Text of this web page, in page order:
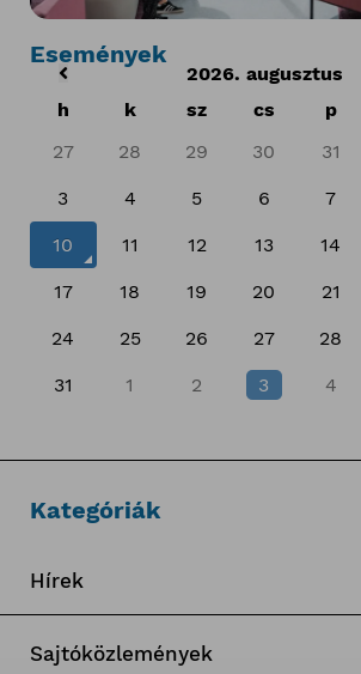
Események
2026. augusztus
h
k sz cs p
27
28 29 30 31
3 4 5 6 7
10 11 12 13 14
17 18 19 20 21
24 25 26 27 28
31 1 2 3 4
Kategóriák
Hírek
Sajtóközlemények